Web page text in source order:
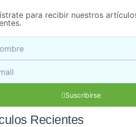
para recibir nuestros
Suscribirse
Recientes